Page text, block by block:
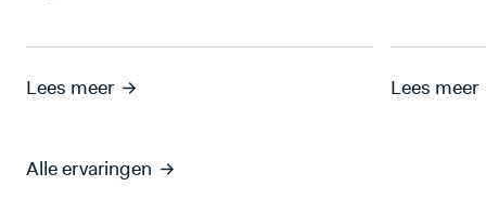
Lees meer Lees meer
Alle ervaringen